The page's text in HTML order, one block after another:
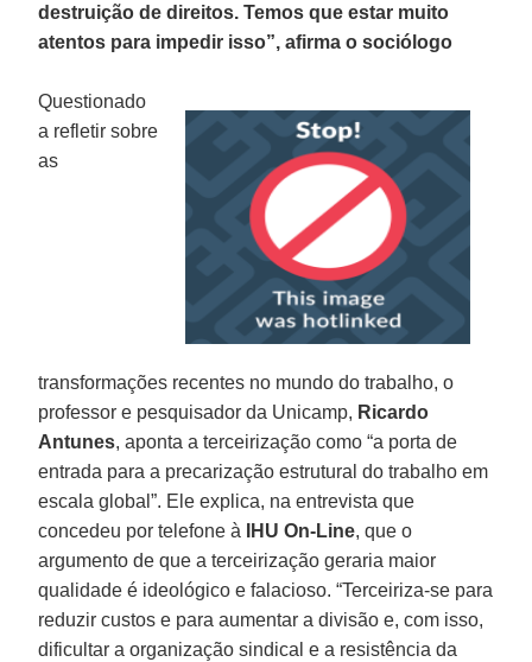
destruição de direitos. Temos que estar muito
atentos para impedir isso”, afirma o sociólogo
Questionado
a refletir sobre
as
transformações recentes no mundo do trabalho, o
professor e pesquisador da Unicamp, Ricardo
Antunes, aponta a terceirização como “a porta de
entrada para a precarização estrutural do trabalho em
escala global”. Ele explica, na entrevista que
concedeu por telefone à
IHU On-Line, que o
argumento de que a terceirização geraria maior
qualidade é ideológico e falacioso. “Terceiriza-se para
reduzir custos e para aumentar a divisão e, com isso,
dificultar a organização sindical e a resistência da